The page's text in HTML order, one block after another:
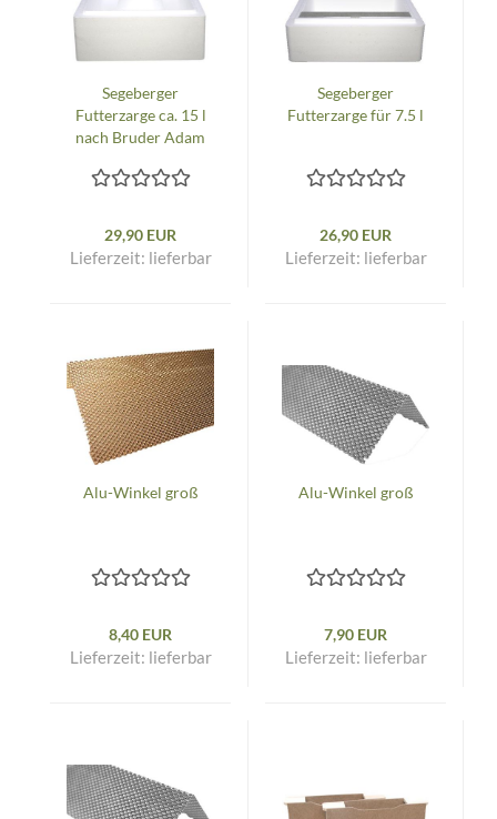
Segeberger
Futterzarge ca. 15 l
nach Bruder Adam
29,90 EUR
Lieferzeit: lieferbar
Segeberger
Futterzarge für 7.5 l
26,90 EUR
Lieferzeit: lieferbar
Alu-Winkel groß
8,40 EUR
Lieferzeit: lieferbar
Alu-Winkel groß
7,90 EUR
Lieferzeit: lieferbar